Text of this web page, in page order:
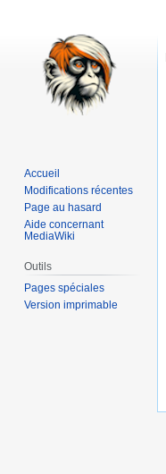
Accueil
Modifications récentes
Page au hasard
Aide concernant
MediaWiki
Outils
Pages spéciales
Version imprimable